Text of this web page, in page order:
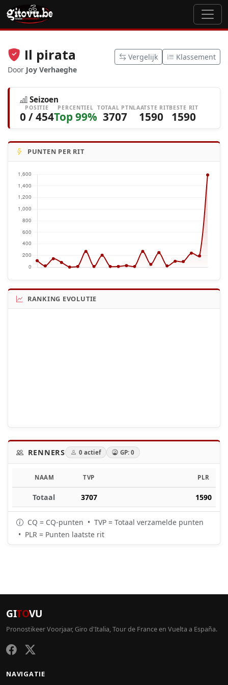
Il pirata
Door Joy Verhaeghe
Vergelijk Klassement
Seizoen
POSITIE
0 / 454
PERCENTIEL
Top 99%
TOTAAL PTN
3707
LAATSTE RIT
1590
BESTE RIT
1590
PUNTEN PER RIT
RANKING EVOLUTIE
RENNERS 0 actief GP: 0
NAAM TVP PLR
Totaal 3707 1590
CQ = CQ-punten • TVP = Totaal verzamelde punten
• PLR = Punten laatste rit
GITOVU
Pronostikeer Voorjaar, Giro d'Italia, Tour de France en Vuelta a España.
NAVIGATIE